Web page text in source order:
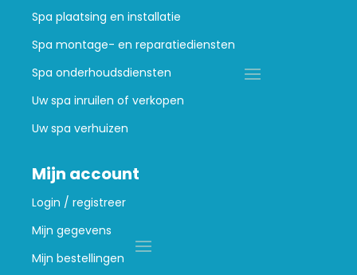
Spa plaatsing en installatie
Spa montage- en reparatiediensten
Spa onderhoudsdiensten
Uw spa inruilen of verkopen
Uw spa verhuizen
Mijn account
Login / registreer
Mijn gegevens
Mijn bestellingen